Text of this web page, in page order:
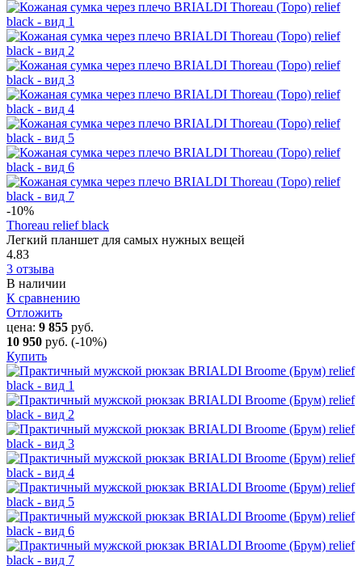
-10%
Thoreau relief black
Легкий планшет для самых нужных вещей
4.83
3 отзыва
В наличии
К сравнению
Отложить
цена: 9 855 руб.
10 950 руб. (-10%)
Купить